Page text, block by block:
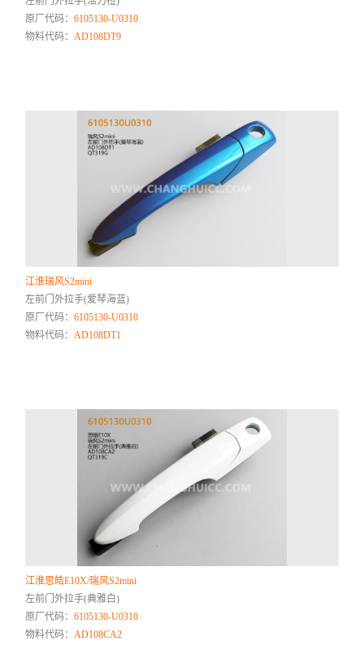
原厂代码：6105130-U0310
物料代码： AD108DT9
江淮瑞风S2mini
左前门外拉手(爱琴海蓝)
原厂代码：6105130-U0310
物料代码：AD108DT1
江淮思皓E10X/瑞风S2mini
左前门外拉手(典雅白)
原厂代码：6105130-U0310
物料代码：AD108CA2